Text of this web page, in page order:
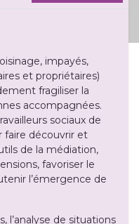
impayés,
et propriétaires)
fragiliser la
accompagnées.
sociaux de
faire découvrir et
de la médiation,
favoriser le
l’émergence de
l’analyse de situations